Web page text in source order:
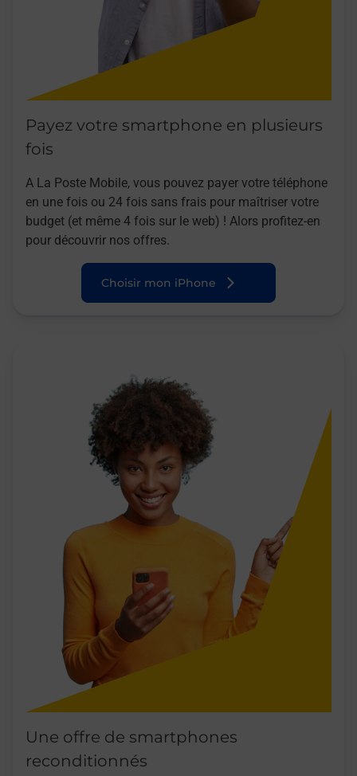
Payez votre smartphone en plusieurs
fois
A La Poste Mobile, vous pouvez payer votre téléphone
en une fois ou 24 fois sans frais pour maîtriser votre
budget (et même 4 fois sur le web) ! Alors profitez-en
pour découvrir nos offres.
Choisir mon iPhone
Une offre de smartphones
reconditionnés